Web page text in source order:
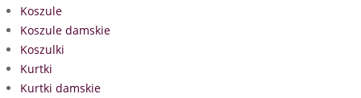
Koszule
Koszule damskie
Koszulki
Kurtki
Kurtki damskie